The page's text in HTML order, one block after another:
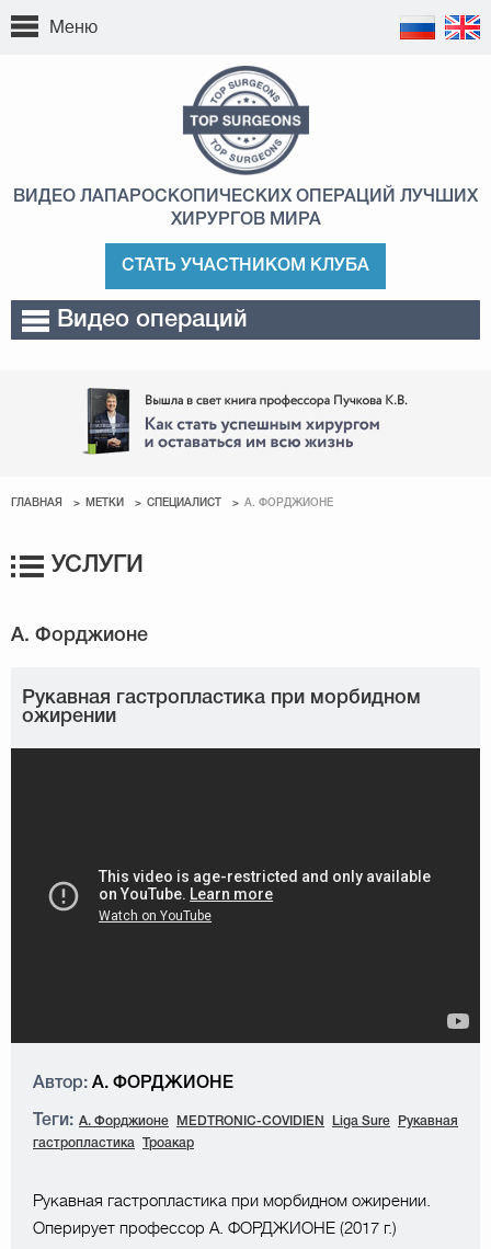
Меню
ВИДЕО ЛАПАРОСКОПИЧЕСКИХ ОПЕРАЦИЙ ЛУЧШИХ
ХИРУРГОВ МИРА
СТАТЬ УЧАСТНИКОМ КЛУБА
Видео операций
ГЛАВНАЯ МЕТКИ СПЕЦИАЛИСТ А. ФОРДЖИОНЕ
УСЛУГИ
Рукавная гастропластика при морбидном
ожирении
Автор: А. ФОРДЖИОНЕ
Теги: А. Форджионе MEDTRONIC-COVIDIEN Liga Sure
Рукавная
гастропластика
Троакар
Рукавная гастропластика при морбидном ожирении.
Оперирует профессор А. ФОРДЖИОНЕ (2017 г.)